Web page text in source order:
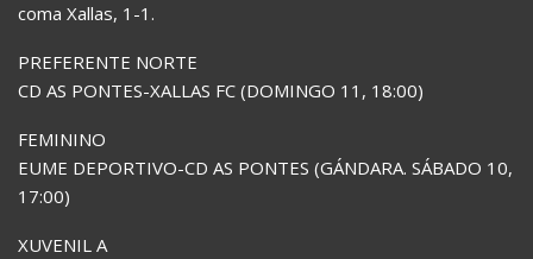
coma Xallas, 1-1.
PREFERENTE NORTE
CD AS PONTES-XALLAS FC (DOMINGO 11, 18:00)
FEMININO
EUME DEPORTIVO-CD AS PONTES (GÁNDARA. SÁBADO 10,
17:00)
XUVENIL A